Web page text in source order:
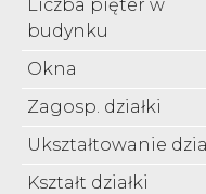
Liczba pięter w
budynku
Okna
Zagosp. działki
Ukształtowanie
Kształt działki